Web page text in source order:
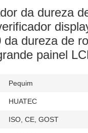
da dureza
da dureza de
painel
Pequim
HUATEC
ISO, CE, GOST